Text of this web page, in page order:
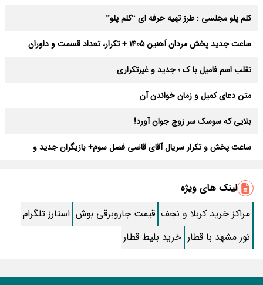
کلم پلو مجلسی : طرز تهیه حرفه ای “کلم پلو”
ساعت جدید پخش مردان آهنین 1405 + تکرار، تعداد قسمت و داوران
تقلب اسم فامیل با ک ؛ جدید و غیرتکراری
متن دعای کمیل و زمان خواندن آن
بلایی که سوسک سر زوج جوان آورد!
ساعت پخش و تکرار سریال آقای قاضی فصل سوم+ بازیگران جدید و
طرز تهیه سالاد ماکارونی خانگی خوشمزه و لذیذ + آموزش تصویری
طرز تهیه پاستا با سس آلفردو و مرغ فوری + آموزش تصویری پنه
جواب کامل اسم فامیل با “س”
ماه قرمز نشانه آخر دنیا در آسمان ظاهر شد !
جملات زیبا برای بهترین پدر دنیا
لینک های ویژه
مراکز خرید کربلا و نجف قیمت جاروبرقی بوش استارز تلگرام
تور مشهد با قطار خرید بلیط قطار